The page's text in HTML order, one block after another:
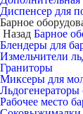
Диспенсер для
Барное
Назад Барное
Блендеры для
Измельчители
Граниторы
Миксеры для
Льдогенераторы
Рабочее место